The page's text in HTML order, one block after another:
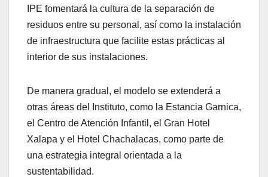
IPE fomentará la cultura de la separación de
residuos entre su personal, así como la instalación
de infraestructura que facilite estas prácticas al
interior de sus instalaciones.
De manera gradual, el modelo se extenderá a
otras áreas del Instituto, como la Estancia Garnica,
el Centro de Atención Infantil, el Gran Hotel
Xalapa y el Hotel Chachalacas, como parte de
una estrategia integral orientada a la
sustentabilidad.